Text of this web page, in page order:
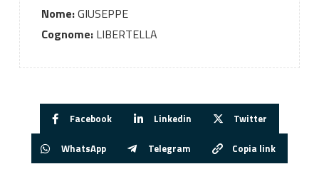
Nome:GIUSEPPE
Cognome:LIBERTELLA
Facebook Linkedin Twitter
WhatsApp Telegram Copia link